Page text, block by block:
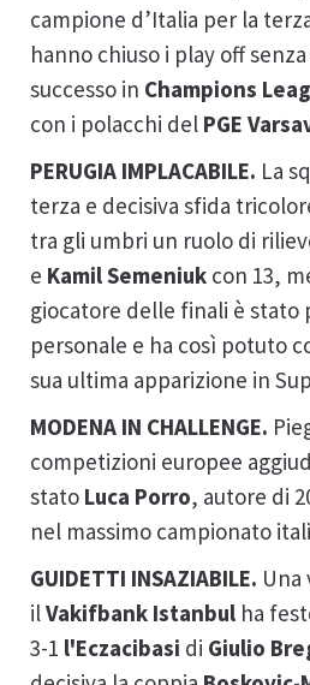
campione d’Italia per la
hanno chiuso i play off
successo in Champions
con i polacchi del PGE
PERUGIA IMPLACABILE. La
terza e decisiva sfida
tra gli umbri un ruolo di
e Kamil Semeniuk con 13,
giocatore delle finali è stato
personale e ha così potuto
sua ultima apparizione in
MODENA IN CHALLENGE.
competizioni europee
stato Luca Porro, autore di
nel massimo campionato
GUIDETTI INSAZIABILE.
ilVakifbank Istanbul ha
3-1 l'Eczacibasi di Giulio